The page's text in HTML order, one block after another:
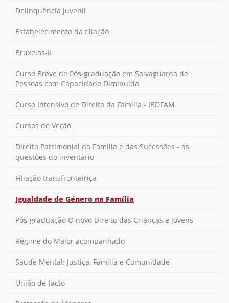
Delinquência Juvenil
Estabelecimento da filiação
Bruxelas-II
Curso Breve de Pós-graduação em Salvaguarda de
Pessoas com Capacidade Diminuída
Curso Intensivo de Direito da Família - IBDFAM
Cursos de Verão
Direito Patrimonial da Família e das Sucessões - as
questões do inventário
Filiação transfronteiriça
Igualdade de Género na Família
Pós-graduação O novo Direito das Crianças e Jovens
Regime do Maior acompanhado
Saúde Mental: Justiça, Família e Comunidade
União de facto